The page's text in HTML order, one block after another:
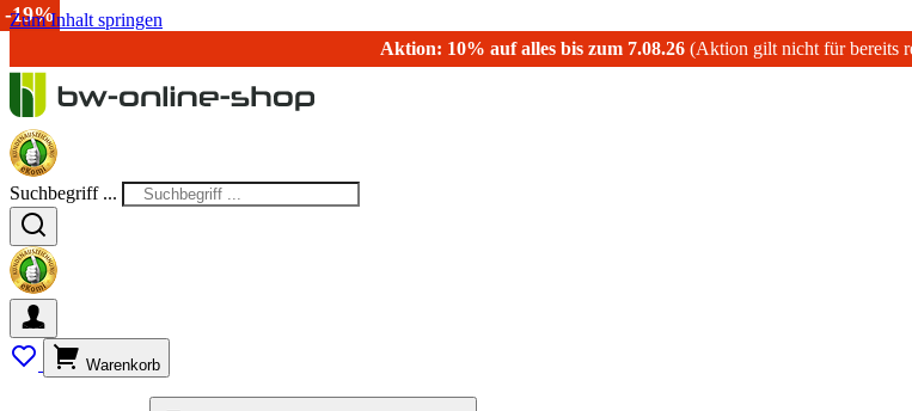
Zum Inhalt springen
Aktion: 10% auf alles bis zum 7.08.26(Aktion gilt nicht für bereits
Suchbegriff ...
Warenkorb
-19%